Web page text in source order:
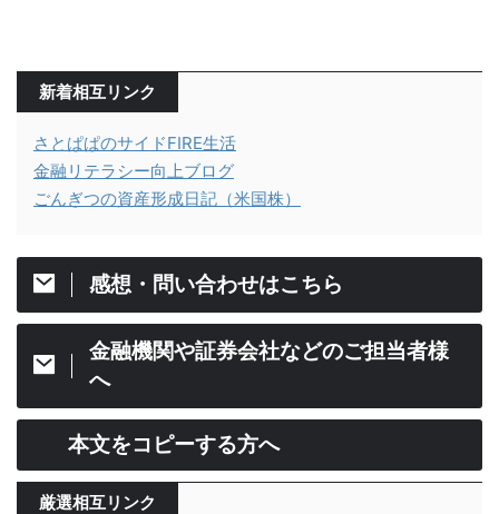
新着相互リンク
さとぱぱのサイドFIRE生活
金融リテラシー向上ブログ
ごんぎつの資産形成日記（米国株）
感想・問い合わせはこちら
金融機関や証券会社などのご担当者様
へ
本文をコピーする方へ
厳選相互リンク